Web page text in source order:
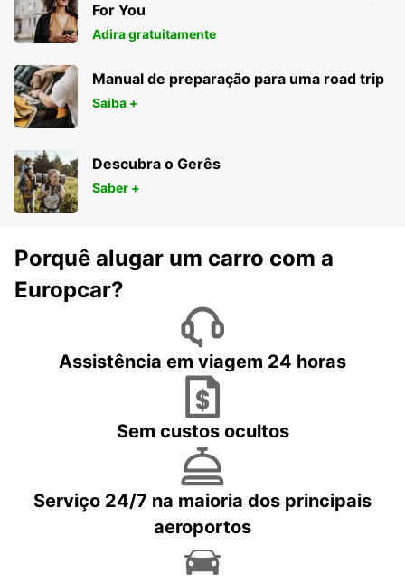
For You
Adira gratuitamente
Manual de preparação para uma road trip
Saiba +
Descubra o Gerês
Saber +
Porquê alugar um carro com a
Europcar?
Assistência em viagem 24 horas
Sem custos ocultos
Serviço 24/7 na maioria dos principais
aeroportos